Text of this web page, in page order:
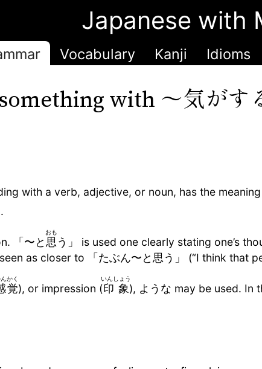
Japanese with
Vocabulary Kanji Idioms
with 〜気がす
with a verb, adjective, or noun, has the meaning
「〜と 思
おも
う」 is used one clearly stating one’s
as closer to 「たぶん〜と思う」 (“I think that
覚
かく
), or impression (印象
いんしょう
), ような may be used. In